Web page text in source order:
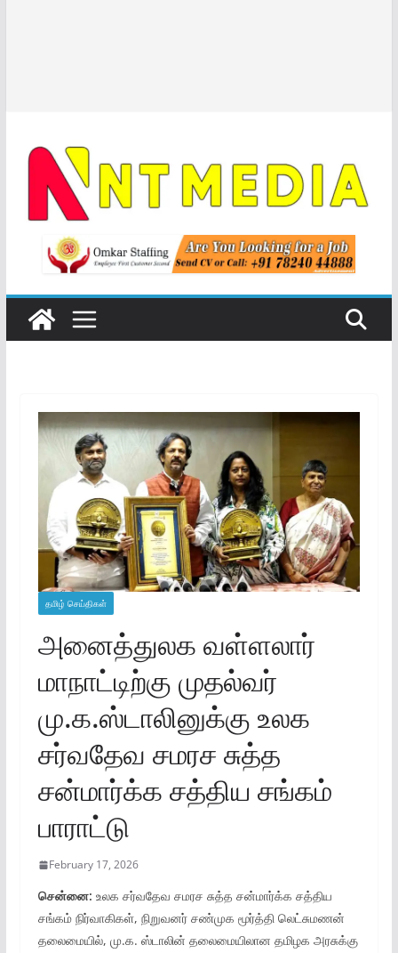
தமிழ் செய்திகள்
அனைத்துலக வள்ளலார்
மாநாட்டிற்கு முதல்வர்
மு.க.ஸ்டாலினுக்கு உலக
சர்வதேவ சமரச சுத்த
சன்மார்க்க சத்திய சங்கம்
பாராட்டு
February 17, 2026
சென்னை: உலக சர்வதேவ சமரச சுத்த சன்மார்க்க சத்திய
சங்கம் நிர்வாகிகள், நிறுவனர் சண்முக மூர்த்தி லெட்சுமணன்
தலைமையில், மு.க. ஸ்டாலின் தலைமையிலான தமிழக அரசுக்கு